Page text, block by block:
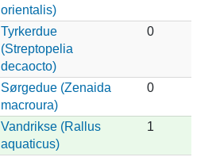
orientalis)
Tyrkerdue
(Streptopelia
decaocto)
0
Sørgedue (Zenaida
macroura)
0
Vandrikse (Rallus
aquaticus)
1